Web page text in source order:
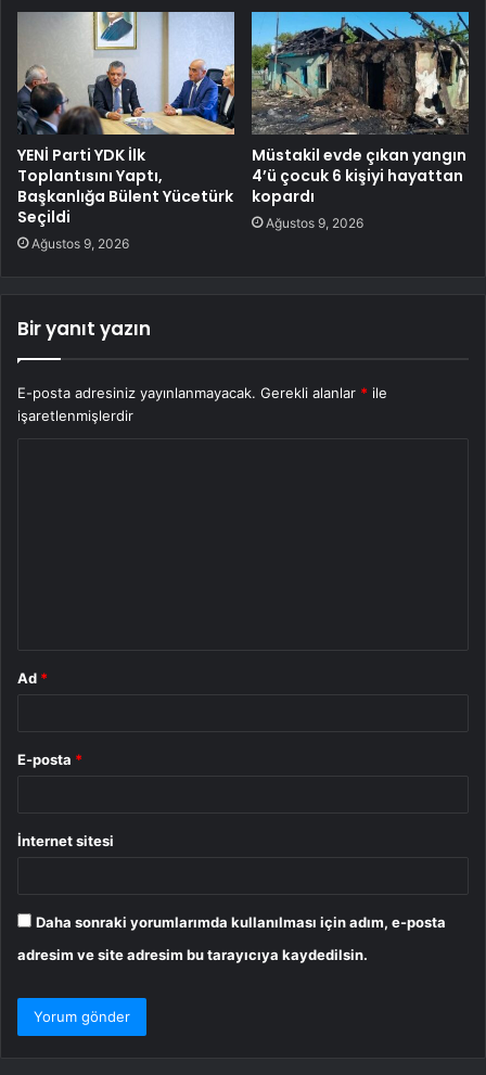
YENİ Parti YDK İlk
Toplantısını Yaptı,
Başkanlığa Bülent Yücetürk
Seçildi
Ağustos 9, 2026
Müstakil evde çıkan yangın
4’ü çocuk 6 kişiyi hayattan
kopardı
Ağustos 9, 2026
Bir yanıt yazın
E-posta adresiniz yayınlanmayacak. Gerekli alanlar * ile
işaretlenmişlerdir
Ad *
E-posta *
İnternet sitesi
Daha sonraki yorumlarımda kullanılması için adım, e-posta
adresim ve site adresim bu tarayıcıya kaydedilsin.